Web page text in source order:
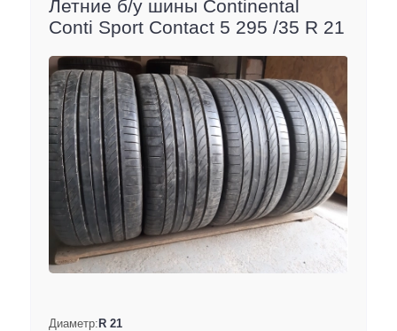
Летние б/у шины Continental
Conti Sport Contact 5 295 /35 R 21
Диаметр:R 21